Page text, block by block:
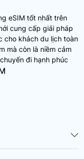
eSIM tốt nhất trên
cung cấp giải pháp
cho khách du lịch toàn
mà còn là niềm cảm
đi hạnh phúc